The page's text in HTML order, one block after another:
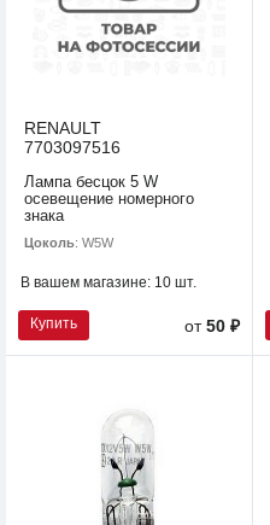
RENAULT
7703097516
Лампа бесцок 5 W
осевещение номерного
знака
Цоколь: W5W
В вашем магазине: 10 шт.
Купить от50 ₽